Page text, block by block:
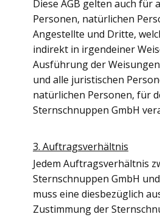
Diese AGB gelten auch für
Personen, natürlichen
Angestellte und Dritte,
indirekt in irgendeiner
Ausführung der
und alle juristischen
natürlichen Personen, für
Sternschnuppen GmbH
3. Auftragsverhältnis
Jedem Auftragsverhältnis
Sternschnuppen GmbH
muss eine diesbezüglich
Zustimmung der